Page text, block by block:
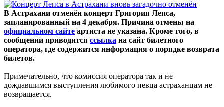
В Астрахани отменён концерт Григория Лепса,
запланированный на 4 декабря. Причина отмены на
официальном сайте артиста не указана. Кроме того, в
сообщении приводится ссылка на сайт билетного
оператора, где содержится информация о порядке возврата
билетов.
Примечательно, что комиссия оператора так и не
дождавшимся выступления любимого певца астраханцам не
возвращается.